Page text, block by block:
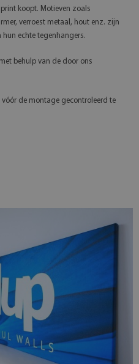
koopt. Motieven zoals
verroest metaal, hout enz. zijn
echte tegenhangers.
behulp van de door ons
de montage gecontroleerd te